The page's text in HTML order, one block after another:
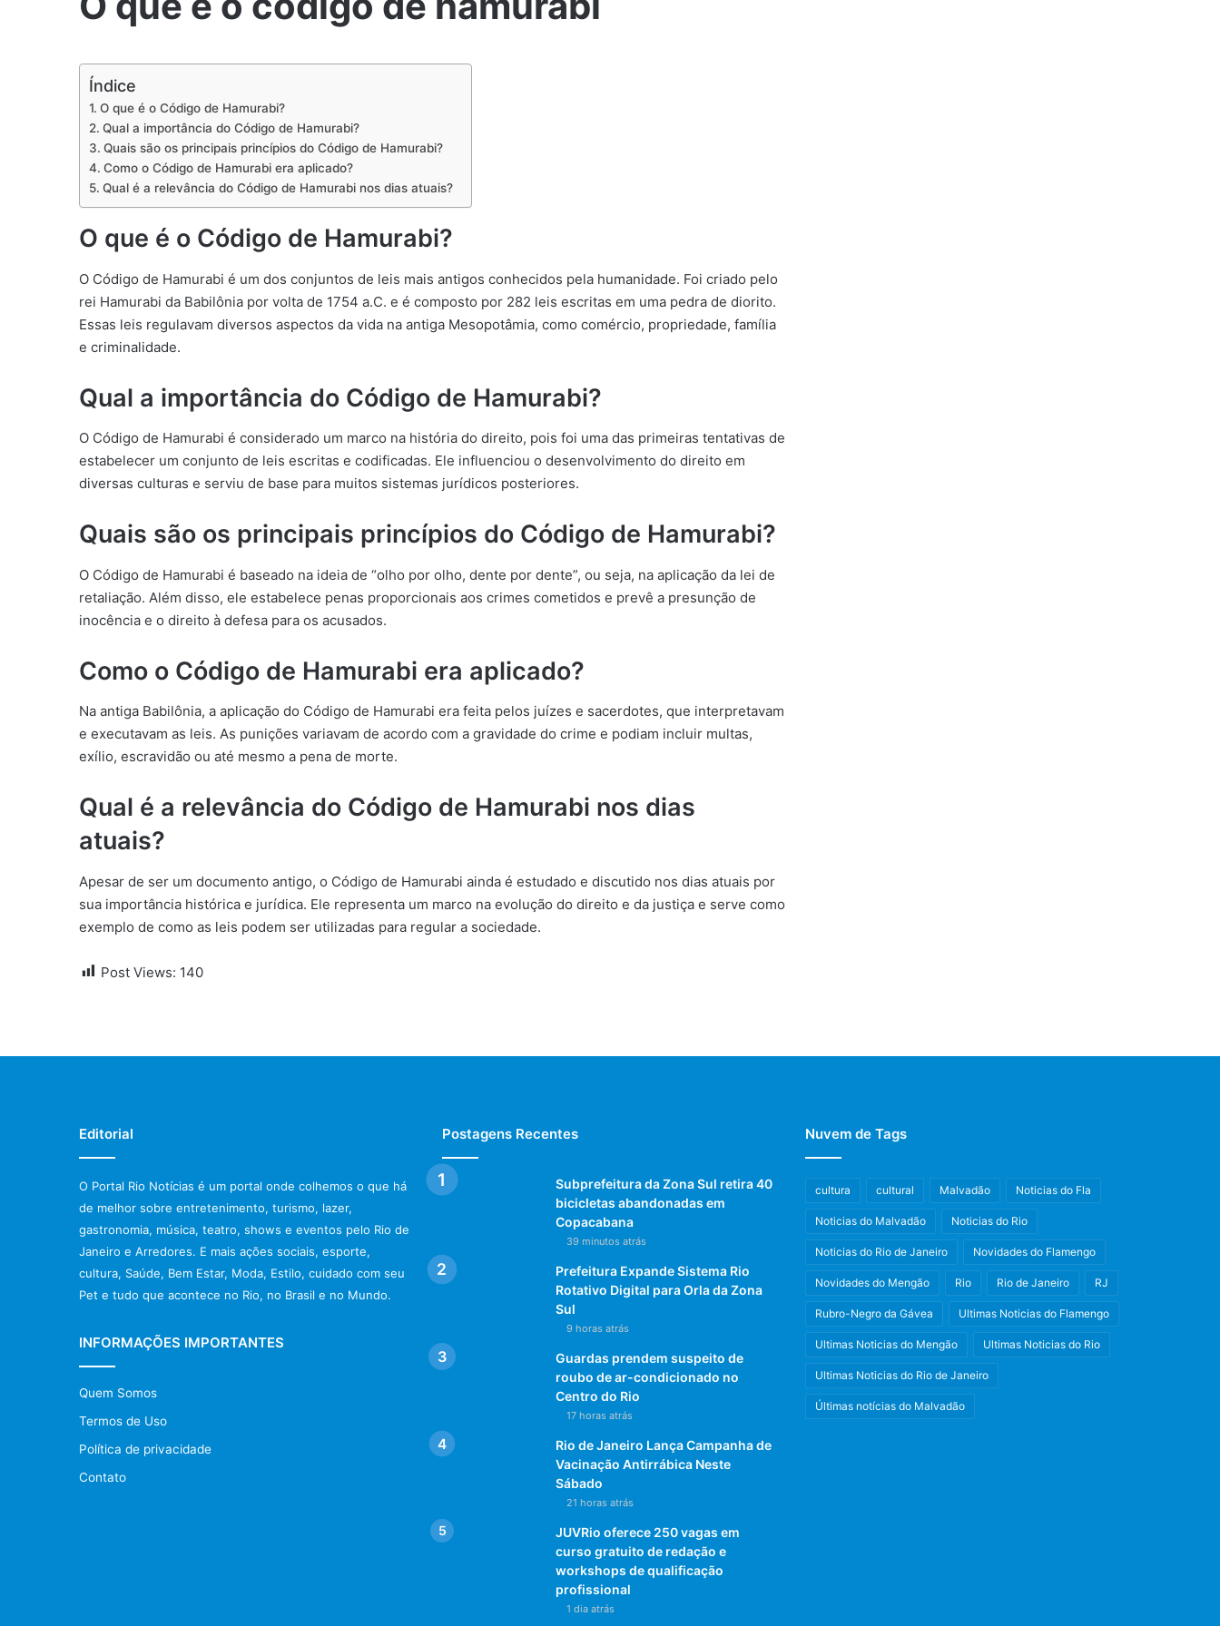
Índice
O que é o Código de Hamurabi?
Qual a importância do Código de Hamurabi?
Quais são os principais princípios do Código de Hamurabi?
Como o Código de Hamurabi era aplicado?
Qual é a relevância do Código de Hamurabi nos dias atuais?
O que é o Código de Hamurabi?
O Código de Hamurabi é um dos conjuntos de leis mais antigos conhecidos pela humanidade. Foi criado pelo
rei Hamurabi da Babilônia por volta de 1754 a.C. e é composto por 282 leis escritas em uma pedra de diorito.
Essas leis regulavam diversos aspectos da vida na antiga Mesopotâmia, como comércio, propriedade, família
e criminalidade.
Qual a importância do Código de Hamurabi?
O Código de Hamurabi é considerado um marco na história do direito, pois foi uma das primeiras tentativas de
estabelecer um conjunto de leis escritas e codificadas. Ele influenciou o desenvolvimento do direito em
diversas culturas e serviu de base para muitos sistemas jurídicos posteriores.
Quais são os principais princípios do Código de Hamurabi?
O Código de Hamurabi é baseado na ideia de “olho por olho, dente por dente”, ou seja, na aplicação da lei de
retaliação. Além disso, ele estabelece penas proporcionais aos crimes cometidos e prevê a presunção de
inocência e o direito à defesa para os acusados.
Como o Código de Hamurabi era aplicado?
Na antiga Babilônia, a aplicação do Código de Hamurabi era feita pelos juízes e sacerdotes, que interpretavam
e executavam as leis. As punições variavam de acordo com a gravidade do crime e podiam incluir multas,
exílio, escravidão ou até mesmo a pena de morte.
Qual é a relevância do Código de Hamurabi nos dias
atuais?
Apesar de ser um documento antigo, o Código de Hamurabi ainda é estudado e discutido nos dias atuais por
sua importância histórica e jurídica. Ele representa um marco na evolução do direito e da justiça e serve como
exemplo de como as leis podem ser utilizadas para regular a sociedade.
Post Views: 140
Editorial
O Portal Rio Notícias é um portal onde colhemos o que há
de melhor sobre entretenimento, turismo, lazer,
gastronomia, música, teatro, shows e eventos pelo Rio de
Janeiro e Arredores. E mais ações sociais, esporte,
cultura, Saúde, Bem Estar, Moda, Estilo, cuidado com seu
Pet e tudo que acontece no Rio, no Brasil e no Mundo.
INFORMAÇÕES IMPORTANTES
Quem Somos
Termos de Uso
Política de privacidade
Contato
Postagens Recentes
Subprefeitura da Zona Sul retira 40
bicicletas abandonadas em
Copacabana
39 minutos atrás
Prefeitura Expande Sistema Rio
Rotativo Digital para Orla da Zona
Sul
9 horas atrás
Guardas prendem suspeito de
roubo de ar-condicionado no
Centro do Rio
17 horas atrás
Rio de Janeiro Lança Campanha de
Vacinação Antirrábica Neste
Sábado
21 horas atrás
JUVRio oferece 250 vagas em
curso gratuito de redação e
workshops de qualificação
profissional
1 dia atrás
Nuvem de Tags
cultura cultural Malvadão Noticias do Fla
Noticias do Malvadão Noticias do Rio
Noticias do Rio de Janeiro Novidades do Flamengo
Novidades do Mengão Rio Rio de Janeiro RJ
Rubro-Negro da Gávea Ultimas Noticias do Flamengo
Ultimas Noticias do Mengão Ultimas Noticias do Rio
Ultimas Noticias do Rio de Janeiro
Últimas notícias do Malvadão